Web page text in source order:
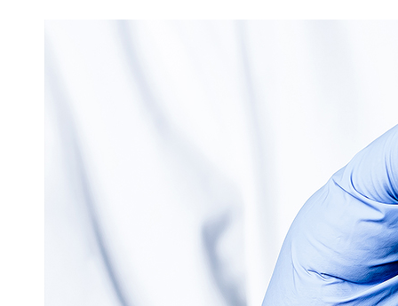
신약개발지원플랫폼
연구지원부
기초연구지원센터